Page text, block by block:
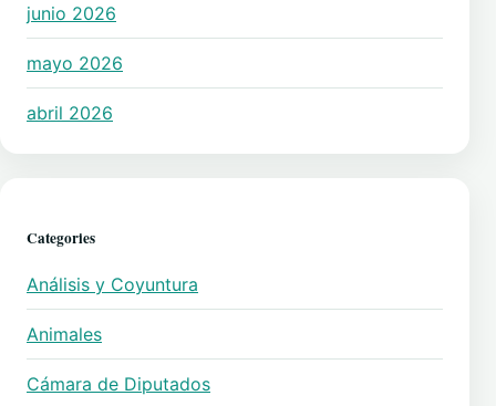
junio 2026
mayo 2026
abril 2026
Categories
Análisis y Coyuntura
Animales
Cámara de Diputados